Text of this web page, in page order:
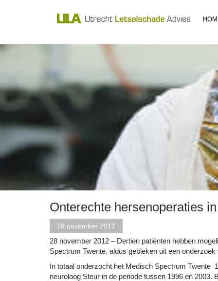
Onterechte hersenoperaties
28 november 2012
28 november 2012 – Dertien patiënten hebben
Spectrum Twente, aldus gebleken uit een
In totaal onderzocht het Medisch Spectrum Twente
neuroloog Steur in de periode tussen 1996 en